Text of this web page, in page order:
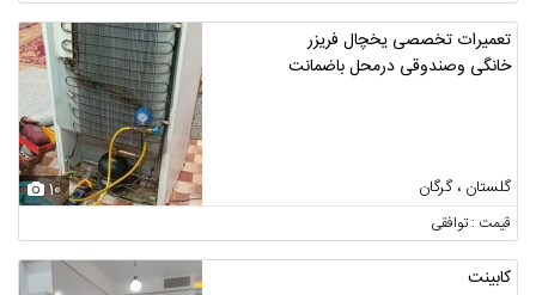
تعمیرات تخصصی یخچال فریزر
خانگی وصندوقی درمحل باضمانت
گلستان ، گرگان 10
قیمت : توافقی
کابینت